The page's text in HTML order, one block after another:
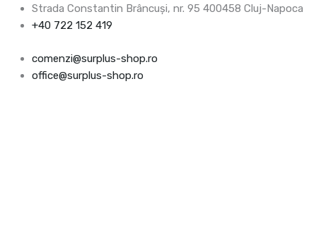
Strada Constantin Brâncuşi, nr. 95 400458 Cluj-Napoca
+40 722 152 419
comenzi@surplus-shop.ro
office@surplus-shop.ro
Products
search
Products
search
Cantitate
Lamele
CarboDur
S
Prețul
fost:
191.00lei.
Prețul